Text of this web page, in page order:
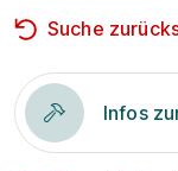
Suche
Infos